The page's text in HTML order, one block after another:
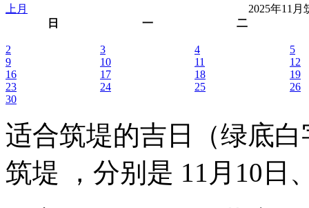
上月
2025年11
日
一 二
2 3 4
5
9
10 11
12
16
17 18
19
23
24 25
26
30
适合筑堤的吉日（绿底白
筑堤 ，分别是 11月10日